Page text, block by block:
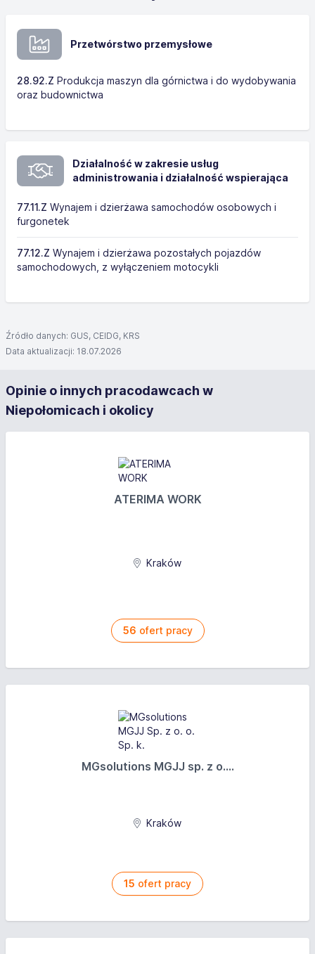
Przetwórstwo przemysłowe
28.92.Z Produkcja maszyn dla górnictwa i do wydobywania
oraz budownictwa
Działalność w zakresie usług
administrowania i działalność wspierająca
77.11.Z Wynajem i dzierżawa samochodów osobowych i
furgonetek
77.12.Z Wynajem i dzierżawa pozostałych pojazdów
samochodowych, z wyłączeniem motocykli
Źródło danych: GUS, CEIDG, KRS
Data aktualizacji: 18.07.2026
Opinie o innych pracodawcach w
Niepołomicach i okolicy
ATERIMA WORK
Kraków
56 ofert pracy
MGsolutions MGJJ sp. z o....
Kraków
15 ofert pracy